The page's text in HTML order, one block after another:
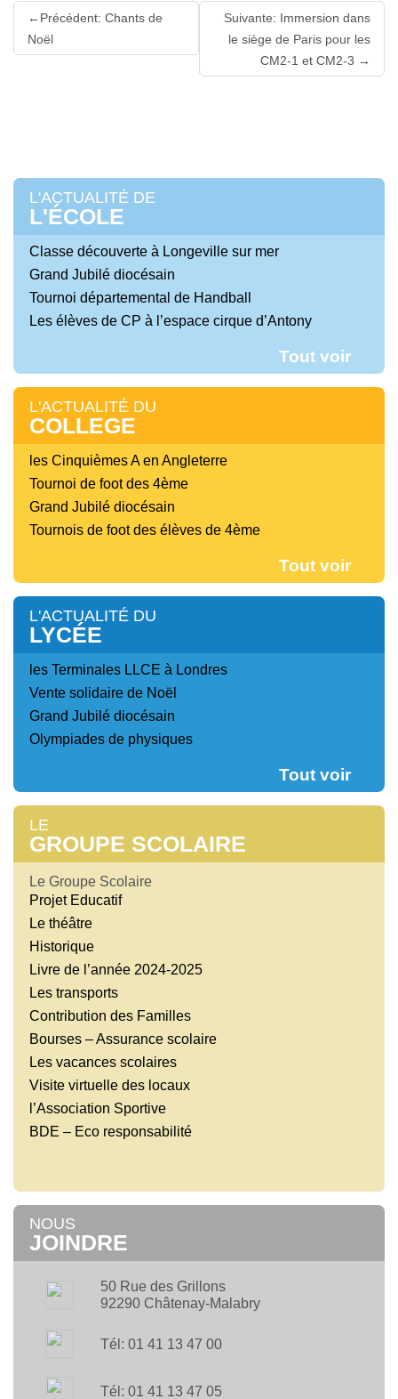
Lire
suite
Précédent: Chants de
Noël
Suivante: Immersion dans
le siège de Paris pour les
CM2-1 et CM2-3
L'ACTUALITÉ DE
L'ÉCOLE
Classe découverte à Longeville sur mer
Grand Jubilé diocésain
Tournoi départemental de Handball
Les élèves de CP à l’espace cirque d’Antony
Tout voir
L'ACTUALITÉ DU
COLLEGE
les Cinquièmes A en Angleterre
Tournoi de foot des 4ème
Grand Jubilé diocésain
Tournois de foot des élèves de 4ème
Tout voir
L'ACTUALITÉ DU
LYCÉE
les Terminales LLCE à Londres
Vente solidaire de Noël
Grand Jubilé diocésain
Olympiades de physiques
Tout voir
LE
GROUPE SCOLAIRE
Le Groupe Scolaire
Projet Educatif
Le théâtre
Historique
Livre de l’année 2024-2025
Les transports
Contribution des Familles
Bourses – Assurance scolaire
Les vacances scolaires
Visite virtuelle des locaux
l’Association Sportive
BDE – Eco responsabilité
NOUS
JOINDRE
50 Rue des Grillons
92290 Châtenay-Malabry
Tél: 01 41 13 47 00
Tél: 01 41 13 47 05